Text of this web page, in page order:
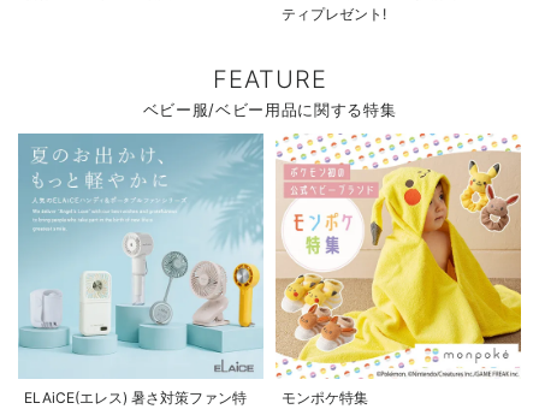
ティプレゼント!
FEATURE
ベビー服/ベビー用品に関する特集
ELAiCE(エレス) 暑さ対策ファン特
モンポケ特集